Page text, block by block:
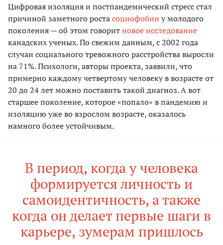
Цифровая изоляция и постпандемический стресс стал
причиной заметного ростасоциофобии у молодого
поколения — об этом говоритновое исследование
канадских ученых. По свежим данным, с 2002 года
случаи социального тревожного расстройства выросли
на 71%. Психологи, авторы проекта, заявили, что
примерно каждому четвертому человеку в возрасте от
20 до 24 лет можно поставить такой диагноз. А вот
старшее поколение, которое «попало» в пандемию и
изоляцию уже во взрослом возрасте, оказалось
намного более устойчивым.
В период, когда у человека
формируется личность и
самоидентичность, а также
когда он делает первые шаги в
карьере, зумерам пришлось